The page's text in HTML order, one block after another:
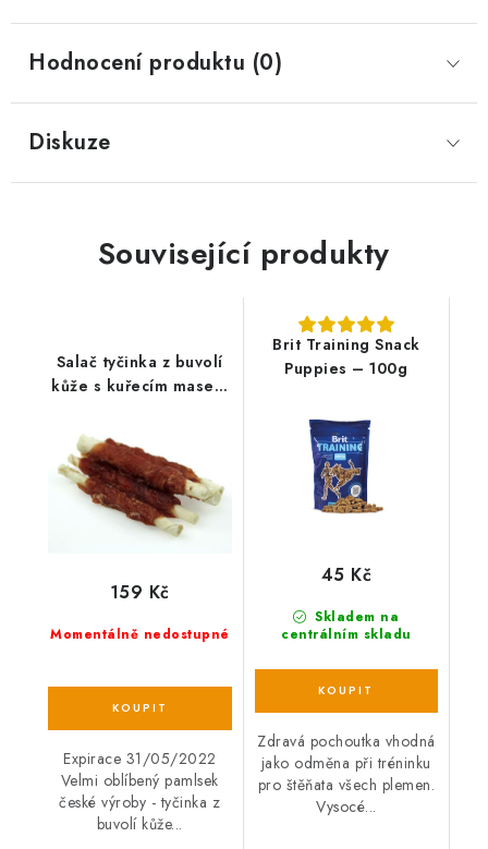
Hodnocení produktu (0)
Diskuze
Související produkty
Salač tyčinka z buvolí
kůže s kuřecím masem
Momentálně nedostupné
159 Kč
Expirace 31/05/2022
Velmi oblíbený pamlsek
české výroby - tyčinka z
buvolí kůže...
Brit Training Snack
Puppies – 100g
Skladem na
centrálním skladu
45 Kč
Zdravá pochoutka vhodná
jako odměna při tréninku
pro štěňata všech plemen.
Vysocé...